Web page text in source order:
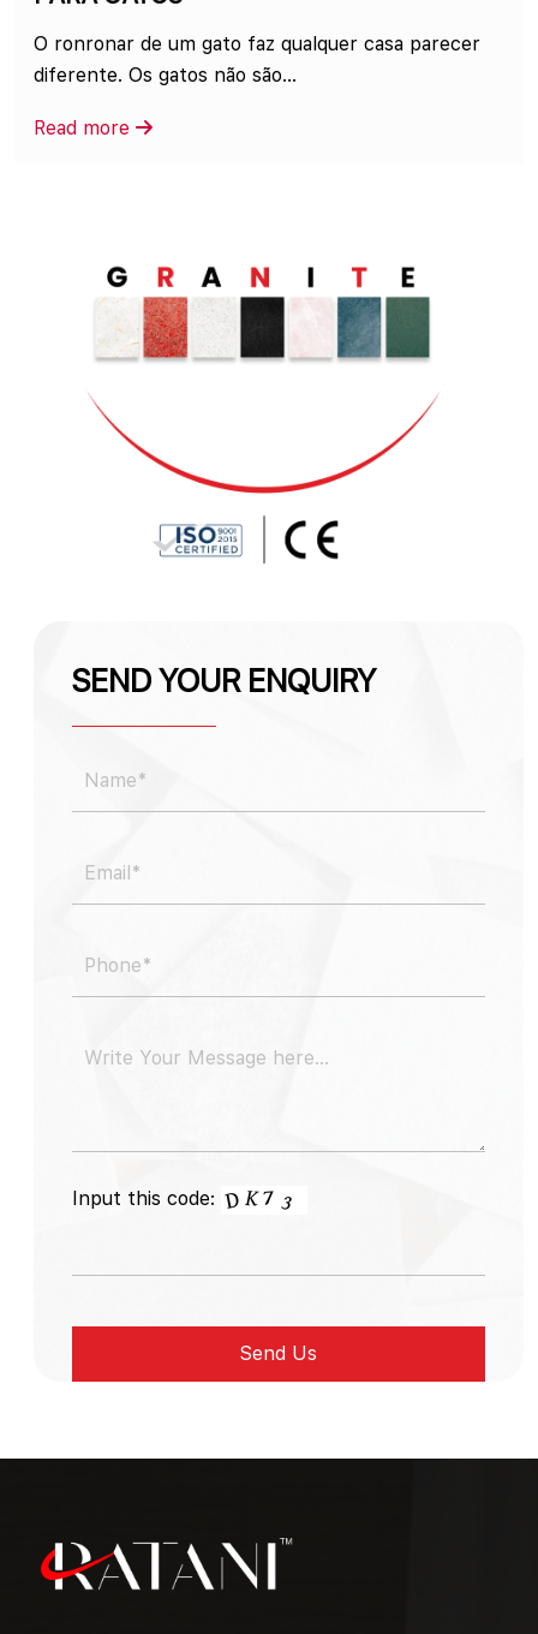
O ronronar de um gato faz qualquer casa parecer
diferente. Os gatos não são...
Read more
SEND YOUR ENQUIRY
Input this code: